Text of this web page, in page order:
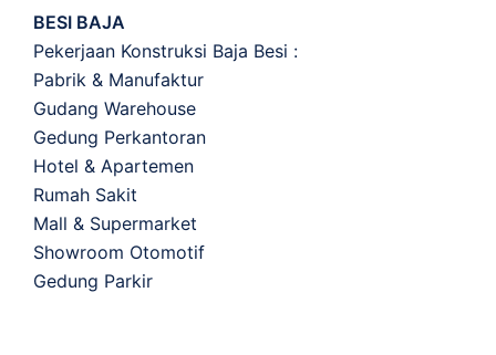
BESI BAJA
Pekerjaan Konstruksi Baja Besi :
Pabrik & Manufaktur
Gudang Warehouse
Gedung Perkantoran
Hotel & Apartemen
Rumah Sakit
Mall & Supermarket
Showroom Otomotif
Gedung Parkir